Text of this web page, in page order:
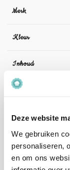
Deze website
We gebruiken
personaliseren,
en om ons
Merk
Kleur
Inhoud
Artikelnummer